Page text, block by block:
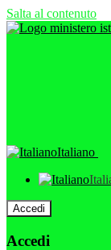
Salta al contenuto
Italiano
Accedi
Accedi